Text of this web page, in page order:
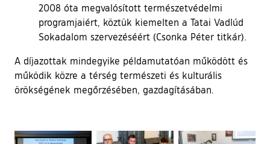
2008 óta megvalósított természetvédelmi
programjaiért, köztük kiemelten a Tatai Vadlúd
Sokadalom szervezéséért (Csonka Péter titkár).
A díjazottak mindegyike példamutatóan működött és
működik közre a térség természeti és kulturális
örökségének megőrzésében, gazdagításában.
Ugrás a galéria utánra